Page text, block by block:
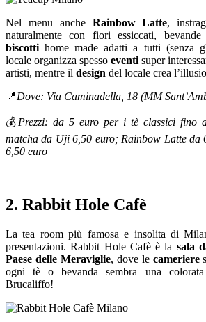
Nel menu anche Rainbow Latte,
naturalmente con fiori essiccati, bevande
biscotti home made adatti a tutti (senza
locale organizza spesso eventi super
artisti, mentre il design del locale crea
📍Dove: Via Caminadella, 18 (MM
💰 Prezzi: da 5 euro per i tè classici fino
matcha da Uji 6,50 euro; Rainbow Latte da
6,50 euro
2. Rabbit Hole Cafè
La tea room più famosa e insolita di
presentazioni. Rabbit Hole Cafè è la sala
Paese delle Meraviglie, dove le cameriere
ogni tè o bevanda sembra una
Brucaliffo!